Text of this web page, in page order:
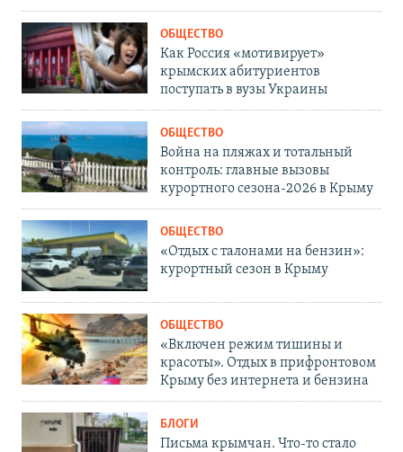
ОБЩЕСТВО
Как Россия «мотивирует»
крымских абитуриентов
поступать в вузы Украины
ОБЩЕСТВО
Война на пляжах и тотальный
контроль: главные вызовы
курортного сезона-2026 в Крыму
ОБЩЕСТВО
«Отдых с талонами на бензин»:
курортный сезон в Крыму
ОБЩЕСТВО
«Включен режим тишины и
красоты». Отдых в прифронтовом
Крыму без интернета и бензина
БЛОГИ
Письма крымчан. Что-то стало